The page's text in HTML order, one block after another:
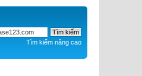
Tìm kiếm nâng cao